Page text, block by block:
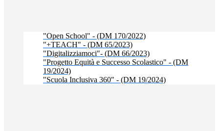
"Open School" - (DM 170/2022)
"+TEACH" - (DM 65/2023)
"Digitalizziamoci"- (DM 66/2023)
"Progetto Equità e Successo Scolastico" - (DM
19/2024)
"Scuola Inclusiva 360" - (DM 19/2024)